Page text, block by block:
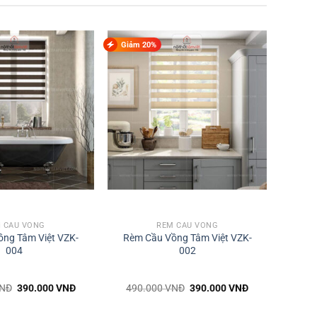
CẦU VỒNG
Tâm Việt VZK-
004
Giá
390.000VNĐGiá
Giảm 20%
RÈM CẦU VỒNG
Rèm Cầu Vồng Tâm Việt VZK-
002
490.000VNĐ Giá
390.000VNĐGiá